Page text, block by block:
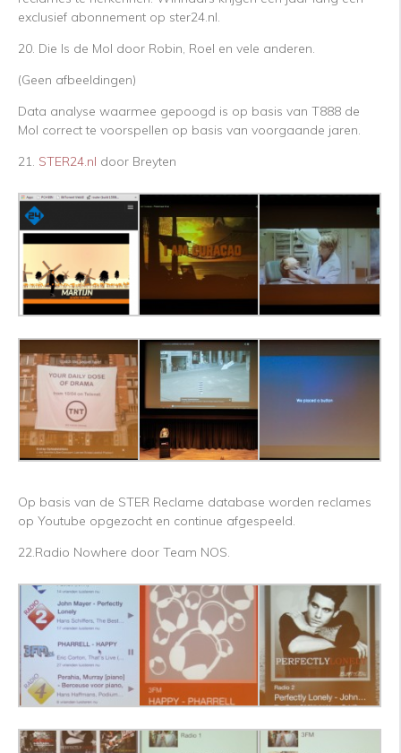
exclusief abonnement op ster24.nl.
20. Die Is de Mol door Robin, Roel en vele anderen.
(Geen afbeeldingen)
Data analyse waarmee gepoogd is op basis van T888 de
Mol correct te voorspellen op basis van voorgaande jaren.
21. STER24.nl door Breyten
Op basis van de STER Reclame database worden reclames
op Youtube opgezocht en continue afgespeeld.
22.Radio Nowhere door Team NOS.